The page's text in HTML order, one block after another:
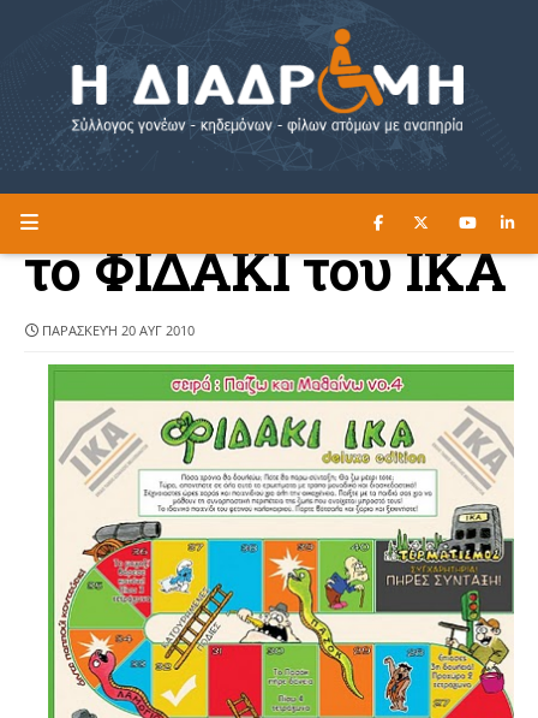
Η ΔΙΑΔΡΟΜΗ ΔΙΑΒΑΣΤΕ ΕΔΩ ►
το ΦΙΔΑΚΙ του ΙΚΑ
ΠΑΡΑΣΚΕΥΉ 20 ΑΥΓ 2010